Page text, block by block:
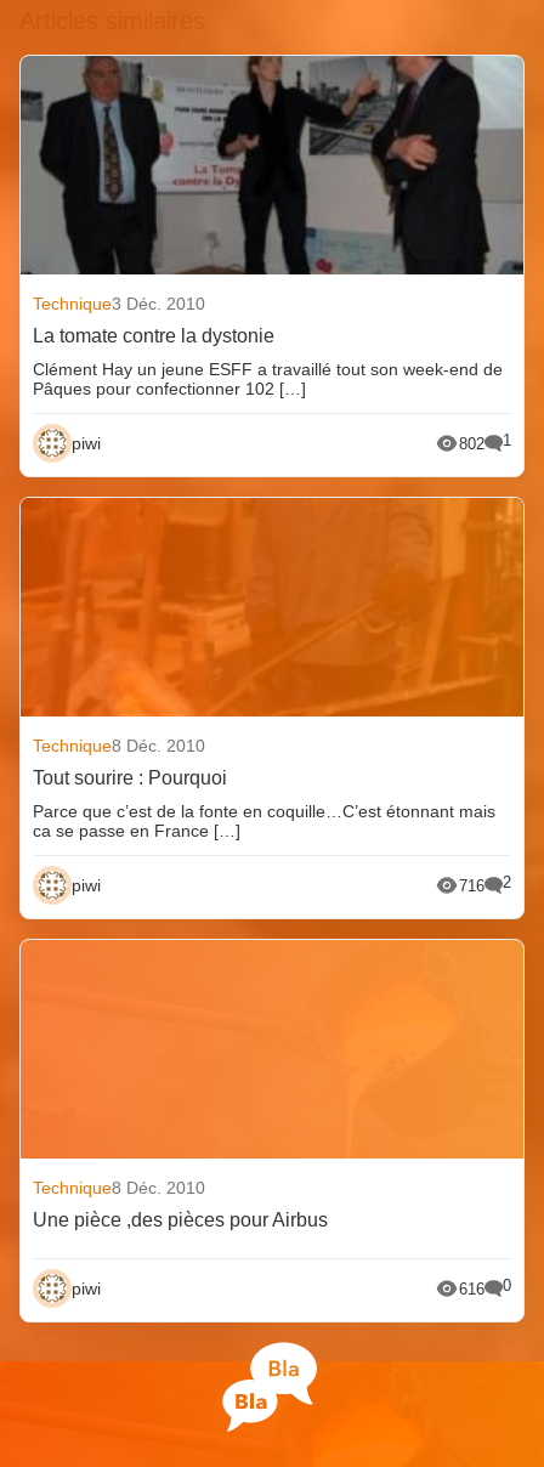
Technique3 Déc. 2010
La tomate contre la dystonie
Clément Hay un jeune ESFF a travaillé tout son week-end de
Pâques pour confectionner 102 […]
piwi 802 1
Technique8 Déc. 2010
Tout sourire : Pourquoi
Parce que c’est de la fonte en coquille…C’est étonnant mais
ca se passe en France […]
piwi 716 2
Technique8 Déc. 2010
Une pièce ,des pièces pour Airbus
piwi 616 0